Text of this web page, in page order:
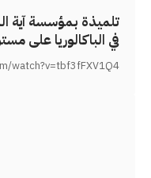
تلميذة بمؤسسة آية
في الباكالوريا على
watch?v=tbf3fFXV1Q4